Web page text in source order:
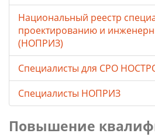
Национальный реестр
проектированию и
(НОПРИЗ)
Специалисты для СРО
Специалисты НОПРИЗ
Повышение